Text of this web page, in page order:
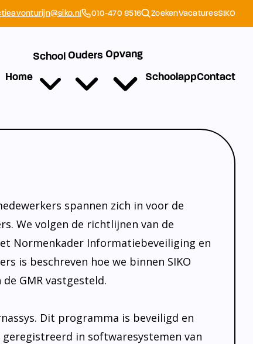
010-470 8516 ZoekenVacaturesSIKO
Home
School Ouders Opvang
SchoolappContact
spannen zich in voor de
We volgen de richtlijnen van de
Normenkader Informatiebeveiliging en
is beschreven hoe we binnen SIKO
GMR vastgesteld.
Dit programma is beveiligd en
in softwaresystemen van